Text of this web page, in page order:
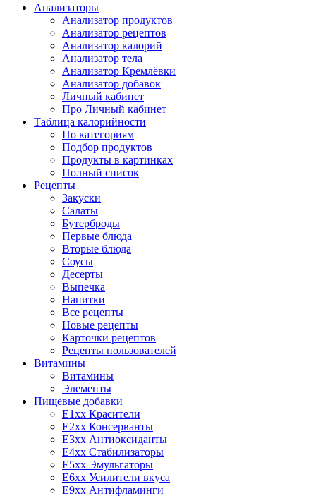
Анализаторы
Анализатор продуктов
Анализатор рецептов
Анализатор калорий
Анализатор тела
Анализатор Кремлёвки
Анализатор добавок
Личный кабинет
Про Личный кабинет
Таблица калорийности
По категориям
Подбор продуктов
Продукты в картинках
Полный список
Рецепты
Закуски
Салаты
Бутерброды
Первые блюда
Вторые блюда
Соусы
Десерты
Выпечка
Напитки
Все рецепты
Новые рецепты
Карточки рецептов
Рецепты пользователей
Витамины
Витамины
Элементы
Пищевые добавки
E1xx Красители
E2xx Консерванты
E3xx Антиоксиданты
E4xx Стабилизаторы
E5xx Эмульгаторы
E6xx Усилители вкуса
E9xx Антифламинги